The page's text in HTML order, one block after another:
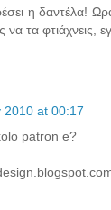
η δαντέλα!
να τα φτιάχνεις,
2010 at 00:17
patron e?